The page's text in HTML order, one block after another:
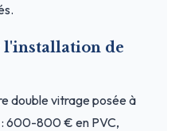
de
double vitrage posée à
: 600-800 € en PVC,